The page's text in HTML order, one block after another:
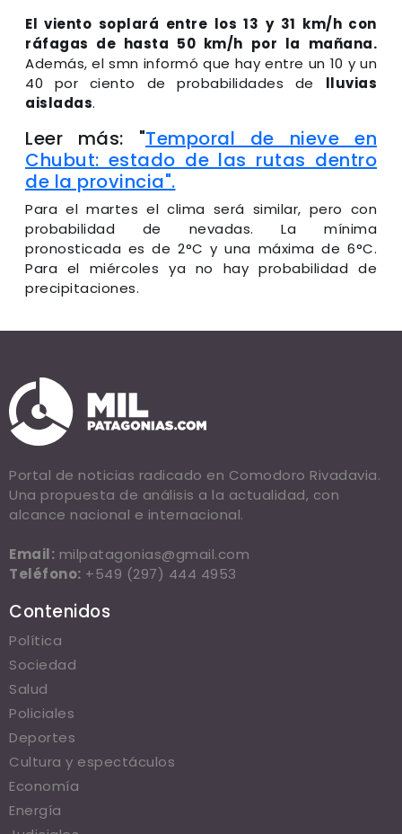
El viento soplará entre los 13 y 31 km/h con
ráfagas de hasta 50 km/h por la mañana.
Además, el smn informó que hay entre un 10 y un
40 por ciento de probabilidades de lluvias
aisladas.
Leer más: "Temporal de nieve en
Chubut: estado de las rutas dentro
de la provincia".
Para el martes el clima será similar, pero con
probabilidad de nevadas. La mínima
pronosticada es de 2°C y una máxima de 6°C.
Para el miércoles ya no hay probabilidad de
precipitaciones.
Portal de noticias radicado en Comodoro Rivadavia.
Una propuesta de análisis a la actualidad, con
alcance nacional e internacional.
Email: milpatagonias@gmail.com
Teléfono: +549 (297) 444 4953
Contenidos
Política
Sociedad
Salud
Policiales
Deportes
Cultura y espectáculos
Economía
Energía